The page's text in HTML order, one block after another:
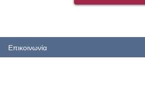
Επικοινωνία